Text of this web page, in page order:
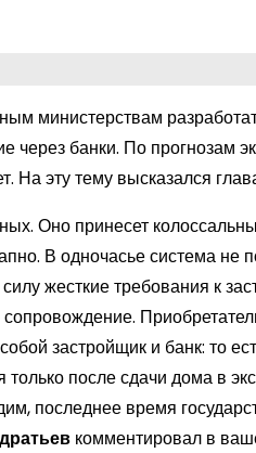
министерствам
банки. По прогнозам
На эту тему высказался
Оно принесет
В одночасье система не
жесткие требования к
сопровождение.
застройщик и банк: то
только после сдачи дома в
последнее время
комментировал в